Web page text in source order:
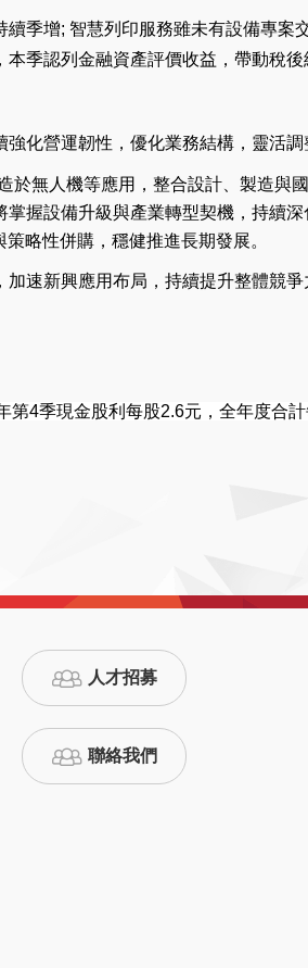
季增; 智慧列印服務雖未有設備專案
季認列金融資產評價收益，帶動稅後
化營運韌性，優化業務結構，靈活
無人機等應用，整合設計、製造與
握設備升級與產業轉型契機，持續
略性併購，穩健推進長期發展。
速新興應用布局，持續提升整體競爭
第4季現金股利每股2.6元，全年度合
人才招募
聯絡我們